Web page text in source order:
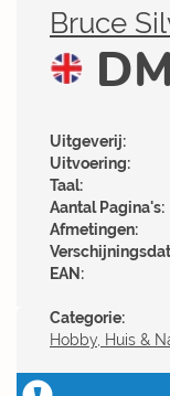
Bruce
Uitgeverij:
Uitvoering:
Taal:
Aantal Pagina's:
Afmetingen:
EAN:
Categorie:
Hobby, Huis &